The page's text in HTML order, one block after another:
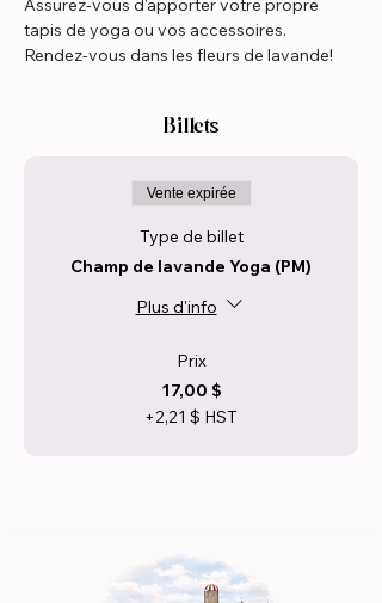
Assurez-vous d'apporter votre propre
tapis de yoga ou vos accessoires.
Rendez-vous dans les fleurs de lavande!
Billets
Vente expirée
Type de billet
Champ de lavande Yoga (PM)
Plus d'info
Prix
17,00 $
+2,21 $ HST